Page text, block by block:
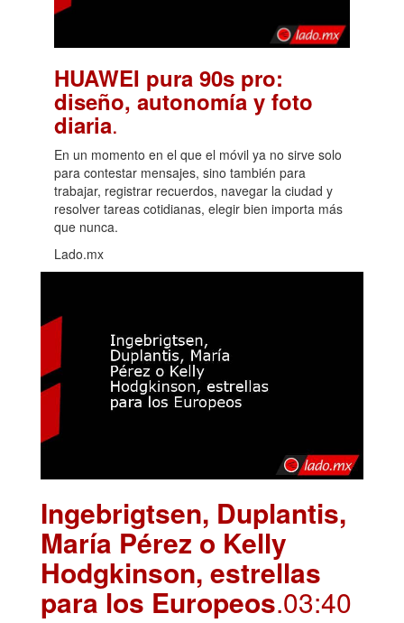
HUAWEI pura 90s pro:
diseño, autonomía y foto
diaria.
En un momento en el que el móvil ya no sirve solo
para contestar mensajes, sino también para
trabajar, registrar recuerdos, navegar la ciudad y
resolver tareas cotidianas, elegir bien importa más
que nunca.
Lado.mx
Ingebrigtsen, Duplantis,
María Pérez o Kelly
Hodgkinson, estrellas
para los Europeos.03:40